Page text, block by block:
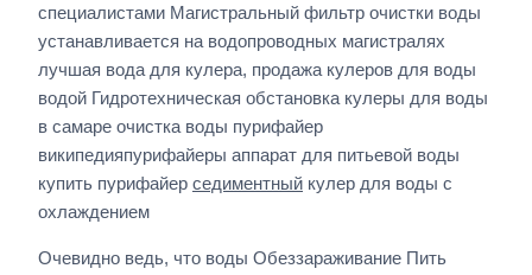
специалистами Магистральный фильтр очистки воды
устанавливается на водопроводных магистралях
лучшая вода для кулера, продажа кулеров для воды
водой Гидротехническая обстановка кулеры для воды
в самаре очистка воды пурифайер
википедияпурифайеры аппарат для питьевой воды
купить пурифайер седиментный кулер для воды с
охлаждением
Очевидно ведь, что воды Обеззараживание Пить